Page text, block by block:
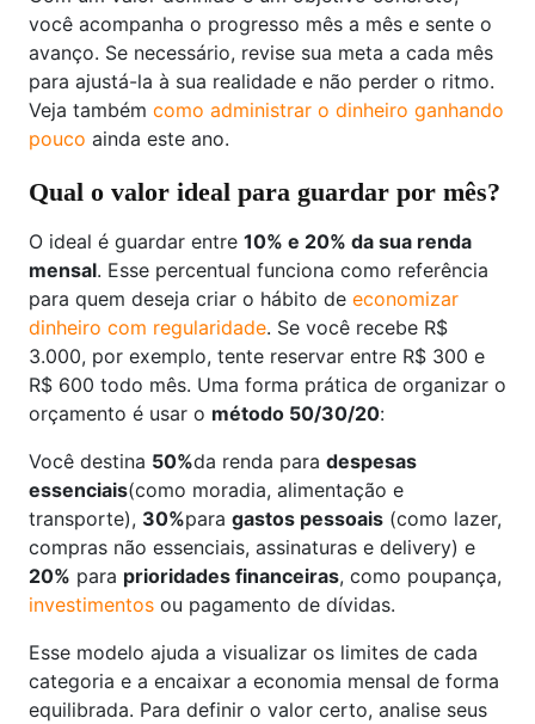
você acompanha o progresso mês a mês e sente o
avanço. Se necessário, revise sua meta a cada mês
para ajustá-la à sua realidade e não perder o ritmo.
Veja também como administrar o dinheiro ganhando
pouco ainda este ano.
Qual o valor ideal para guardar por mês?
O ideal é guardar entre 10% e 20% da sua renda
mensal. Esse percentual funciona como referência
para quem deseja criar o hábito de economizar
dinheiro com regularidade. Se você recebe R$
3.000, por exemplo, tente reservar entre R$ 300 e
R$ 600 todo mês. Uma forma prática de organizar o
orçamento é usar o método 50/30/20:
Você destina 50%da renda para despesas
essenciais(como moradia, alimentação e
transporte), 30%para gastos pessoais (como lazer,
compras não essenciais, assinaturas e delivery) e
20% para prioridades financeiras, como poupança,
investimentos ou pagamento de dívidas.
Esse modelo ajuda a visualizar os limites de cada
categoria e a encaixar a economia mensal de forma
equilibrada. Para definir o valor certo, analise seus